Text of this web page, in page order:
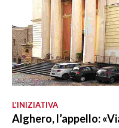
L’INIZIATIVA
Alghero, l’appello: